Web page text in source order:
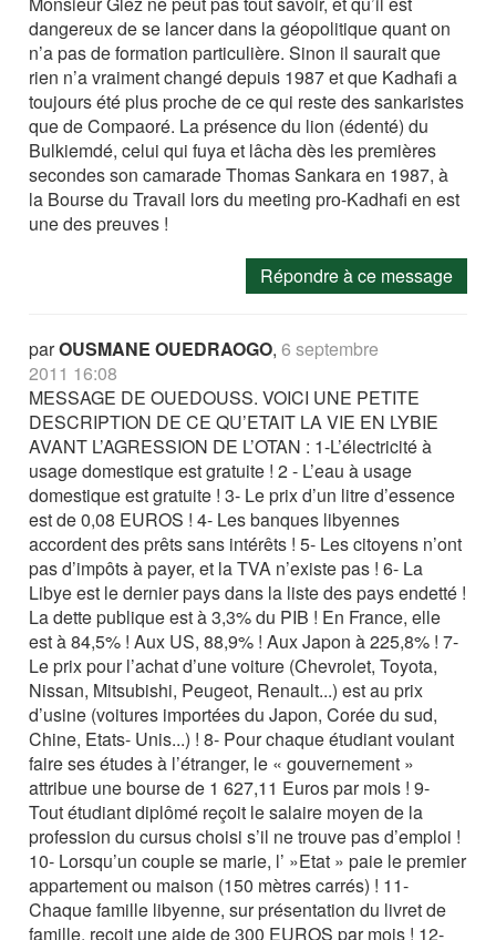
dangereux de se lancer dans la géopolitique quant on
n’a pas de formation particulière. Sinon il saurait que
rien n’a vraiment changé depuis 1987 et que Kadhafi a
toujours été plus proche de ce qui reste des sankaristes
que de Compaoré. La présence du lion (édenté) du
Bulkiemdé, celui qui fuya et lâcha dès les premières
secondes son camarade Thomas Sankara en 1987, à
la Bourse du Travail lors du meeting pro-Kadhafi en est
une des preuves !
Répondre à ce message
parOUSMANE OUEDRAOGO,6 septembre
2011 16:08
MESSAGE DE OUEDOUSS. VOICI UNE PETITE
DESCRIPTION DE CE QU’ETAIT LA VIE EN LYBIE
AVANT L’AGRESSION DE L’OTAN : 1-L’électricité à
usage domestique est gratuite ! 2 - L’eau à usage
domestique est gratuite ! 3- Le prix d’un litre d’essence
est de 0,08 EUROS ! 4- Les banques libyennes
accordent des prêts sans intérêts ! 5- Les citoyens n’ont
pas d’impôts à payer, et la TVA n’existe pas ! 6- La
Libye est le dernier pays dans la liste des pays endetté !
La dette publique est à 3,3% du PIB ! En France, elle
est à 84,5% ! Aux US, 88,9% ! Aux Japon à 225,8% ! 7-
Le prix pour l’achat d’une voiture (Chevrolet, Toyota,
Nissan, Mitsubishi, Peugeot, Renault...) est au prix
d’usine (voitures importées du Japon, Corée du sud,
Chine, Etats- Unis...) ! 8- Pour chaque étudiant voulant
faire ses études à l’étranger, le « gouvernement »
attribue une bourse de 1 627,11 Euros par mois ! 9-
Tout étudiant diplômé reçoit le salaire moyen de la
profession du cursus choisi s’il ne trouve pas d’emploi !
10- Lorsqu’un couple se marie, l’ »Etat » paie le premier
appartement ou maison (150 mètres carrés) ! 11-
Chaque famille libyenne, sur présentation du livret de
famille, reçoit une aide de 300 EUROS par mois ! 12-